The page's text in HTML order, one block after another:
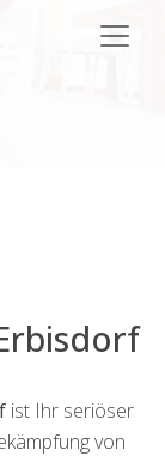
ist Ihr seriöser
von